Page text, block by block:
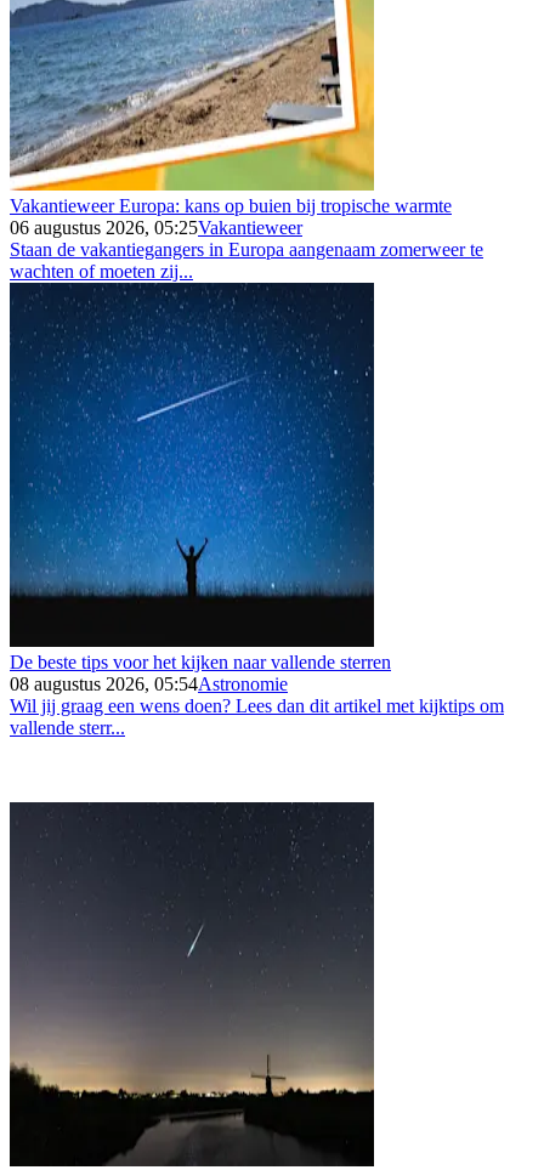
Vakantieweer Europa: kans op buien bij tropische warmte
06 augustus 2026, 05:25Vakantieweer
Staan de vakantiegangers in Europa aangenaam zomerweer te
wachten of moeten zij...
De beste tips voor het kijken naar vallende sterren
08 augustus 2026, 05:54Astronomie
Wil jij graag een wens doen? Lees dan dit artikel met kijktips om
vallende sterr...